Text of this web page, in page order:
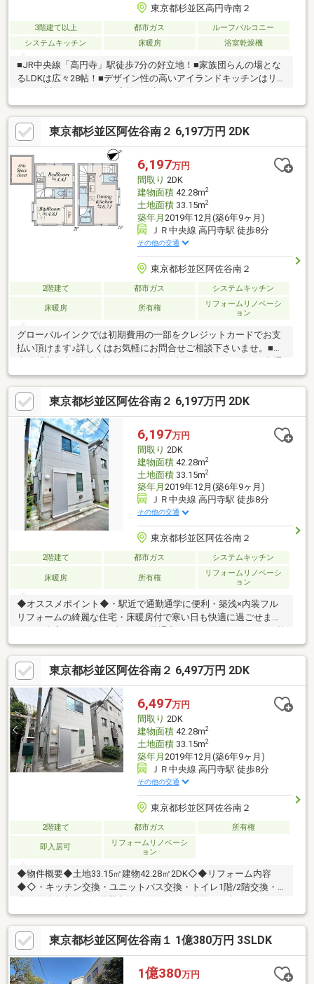
東京都杉並区高円寺南２
3階建て以上 都市ガス
ルーフバルコニー
システムキッチン
床暖房 浴室乾燥機
■JR中央線「高円寺」駅徒歩7分の好立地！■家族団らんの場とな
るLDKは広々28帖！■デザイン性の高いアイランドキッチンはリビ
バルコニーで空を眺める、そんなゆとりのある暮らしはいかがで
しょうか！■スーパーや公園も身近に揃い子育てにも嬉しい住環
境！■都心へのアクセスも軽快！■床暖房や浴室乾燥機等、毎日の
快適な暮らしを支える設備が充実！お気軽にお問い合わせくださ
い。
東京都杉並区阿佐谷南２ 6,197万円 2DK
6,197万円
間取り 2DK
建物面積42.28m2
土地面積33.15m2
築年月 2019年12月(築6年9ヶ月)
ＪＲ中央線 高円寺駅 徒歩8分
その他の交通
東京都杉並区阿佐谷南２
2階建て 都市ガス システムキッチン
床暖房 所有権
リフォームリノベーシ
ョン
グローバルインクでは初期費用の一部をクレジットカードでお支
払い頂けます♪詳しくはお気軽にお問合せご相談下さいませ。■中
央線「高円寺」駅徒歩8分です。■高円寺駅の特徴は、優れた交通
アクセス、充実した商店街、独自のサブカルチャーが融合してい
る点です。■2026年5月完成済みで室内美麗。■全居室収納・小屋
裏収納など収納スペースが豊富です。■床暖房付きで寒い冬もラ
クラク。■徒歩圏内にスーパーやコンビニなど買い物便利な環境
です。【無料】お車送迎サービスを実施しております。
東京都杉並区阿佐谷南２ 6,197万円 2DK
6,197万円
間取り 2DK
建物面積42.28m2
土地面積33.15m2
築年月 2019年12月(築6年9ヶ月)
ＪＲ中央線 高円寺駅 徒歩8分
その他の交通
東京都杉並区阿佐谷南２
2階建て 都市ガス システムキッチン
床暖房 所有権
リフォームリノベーシ
ョン
◆オススメポイント◆・駅近で通勤通学に便利・築浅×内装フル
リフォームの綺麗な住宅・床暖房付で寒い日も快適に過ごせま
の商業施設多数の過ごしやすい環境◆リフォーム内容◆2026年5
月完成【新規交換】ユニットバス・キッチン・トイレ・洗面台・
建具インターホン・給湯器【新規張替】クロス・フロアタイル上
張り 等◆周辺環境◆・Big-A杉並阿佐谷南店：徒歩約1分・セブ
ンイレブン杉並馬橋通り店：徒歩約6分・杉並区立杉並第六小学
校：徒歩約6分・ツルハドラッグ高円寺店：徒歩約8分
東京都杉並区阿佐谷南２ 6,497万円 2DK
6,497万円
間取り 2DK
建物面積42.28m2
土地面積33.15m2
築年月 2019年12月(築6年9ヶ月)
ＪＲ中央線 高円寺駅 徒歩8分
その他の交通
東京都杉並区阿佐谷南２
2階建て 都市ガス 所有権
即入居可
リフォームリノベーシ
ョン
◆物件概要◆土地33.15㎡建物42.28㎡2DK◇◆リフォーム内容
◆◇・キッチン交換・ユニットバス交換・トイレ1階/2階交換・
洗面化粧台交換・給湯器交換・全面クロス張替え・床フロアタイ
ル張り・建具交換・ハウスクリーニング◇◆ライフインフォメー
ション◆◇・セブンイレブン 約450ｍ・ビッグエー 約70ｍ・
SEIYU 約450ｍ・ツルハドラッグ 約550ｍ・高円寺南三郵便
局 約550m・杉並幼稚園 約270ｍ・カメリアキッズ高円寺保育
園 約210ｍ・杉並区立杉並第六小学校 約450ｍ・杉並区立阿佐
ヶ谷中学校 約1100ｍ
東京都杉並区阿佐谷南１ 1億380万円 3SLDK
1億380万円